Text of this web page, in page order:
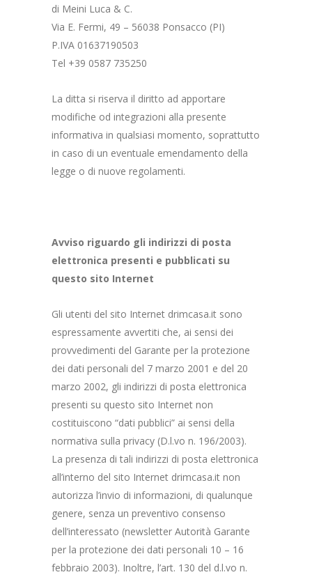
di Meini Luca & C.
Via E. Fermi, 49 – 56038 Ponsacco (PI)
P.IVA 01637190503
Tel +39 0587 735250
La ditta si riserva il diritto ad apportare
modifiche od integrazioni alla presente
informativa in qualsiasi momento, soprattutto
in caso di un eventuale emendamento della
legge o di nuove regolamenti.
Avviso riguardo gli indirizzi di posta
elettronica presenti e pubblicati su
questo sito Internet
Gli utenti del sito Internet drimcasa.it sono
espressamente avvertiti che, ai sensi dei
provvedimenti del Garante per la protezione
dei dati personali del 7 marzo 2001 e del 20
marzo 2002, gli indirizzi di posta elettronica
presenti su questo sito Internet non
costituiscono “dati pubblici” ai sensi della
normativa sulla privacy (D.l.vo n. 196/2003).
La presenza di tali indirizzi di posta elettronica
all’interno del sito Internet drimcasa.it non
autorizza l’invio di informazioni, di qualunque
genere, senza un preventivo consenso
dell’interessato (newsletter Autorità Garante
per la protezione dei dati personali 10 – 16
febbraio 2003). Inoltre, l’art. 130 del d.l.vo n.